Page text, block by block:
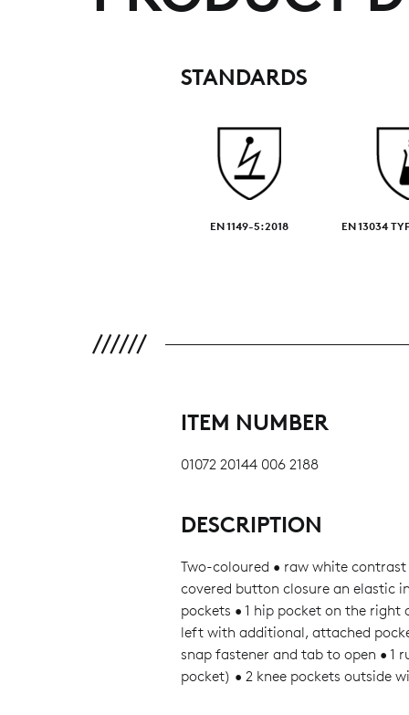
STANDARDS
EN 1149-5:2018 EN 13034
ITEM NUMBER
01072 20144 006 2188
DESCRIPTION
Two-coloured • raw white
covered button closure an elastic
pockets • 1 hip pocket on the right
left with additional, attached
snap fastener and tab to open • 1
pocket) • 2 knee pockets outside